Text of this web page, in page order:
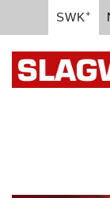
SWK+